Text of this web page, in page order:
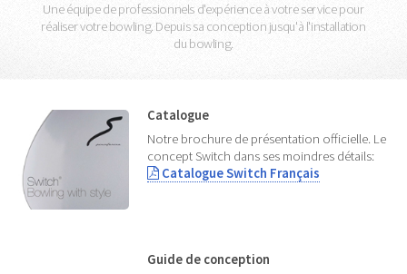
Une équipe de professionnels d'expérience à votre service pour
réaliser votre bowling. Depuis sa conception jusqu'à l'installation
du bowling.
Catalogue
Notre brochure de présentation officielle. Le
concept Switch dans ses moindres détails:
Catalogue Switch Français
Guide de conception